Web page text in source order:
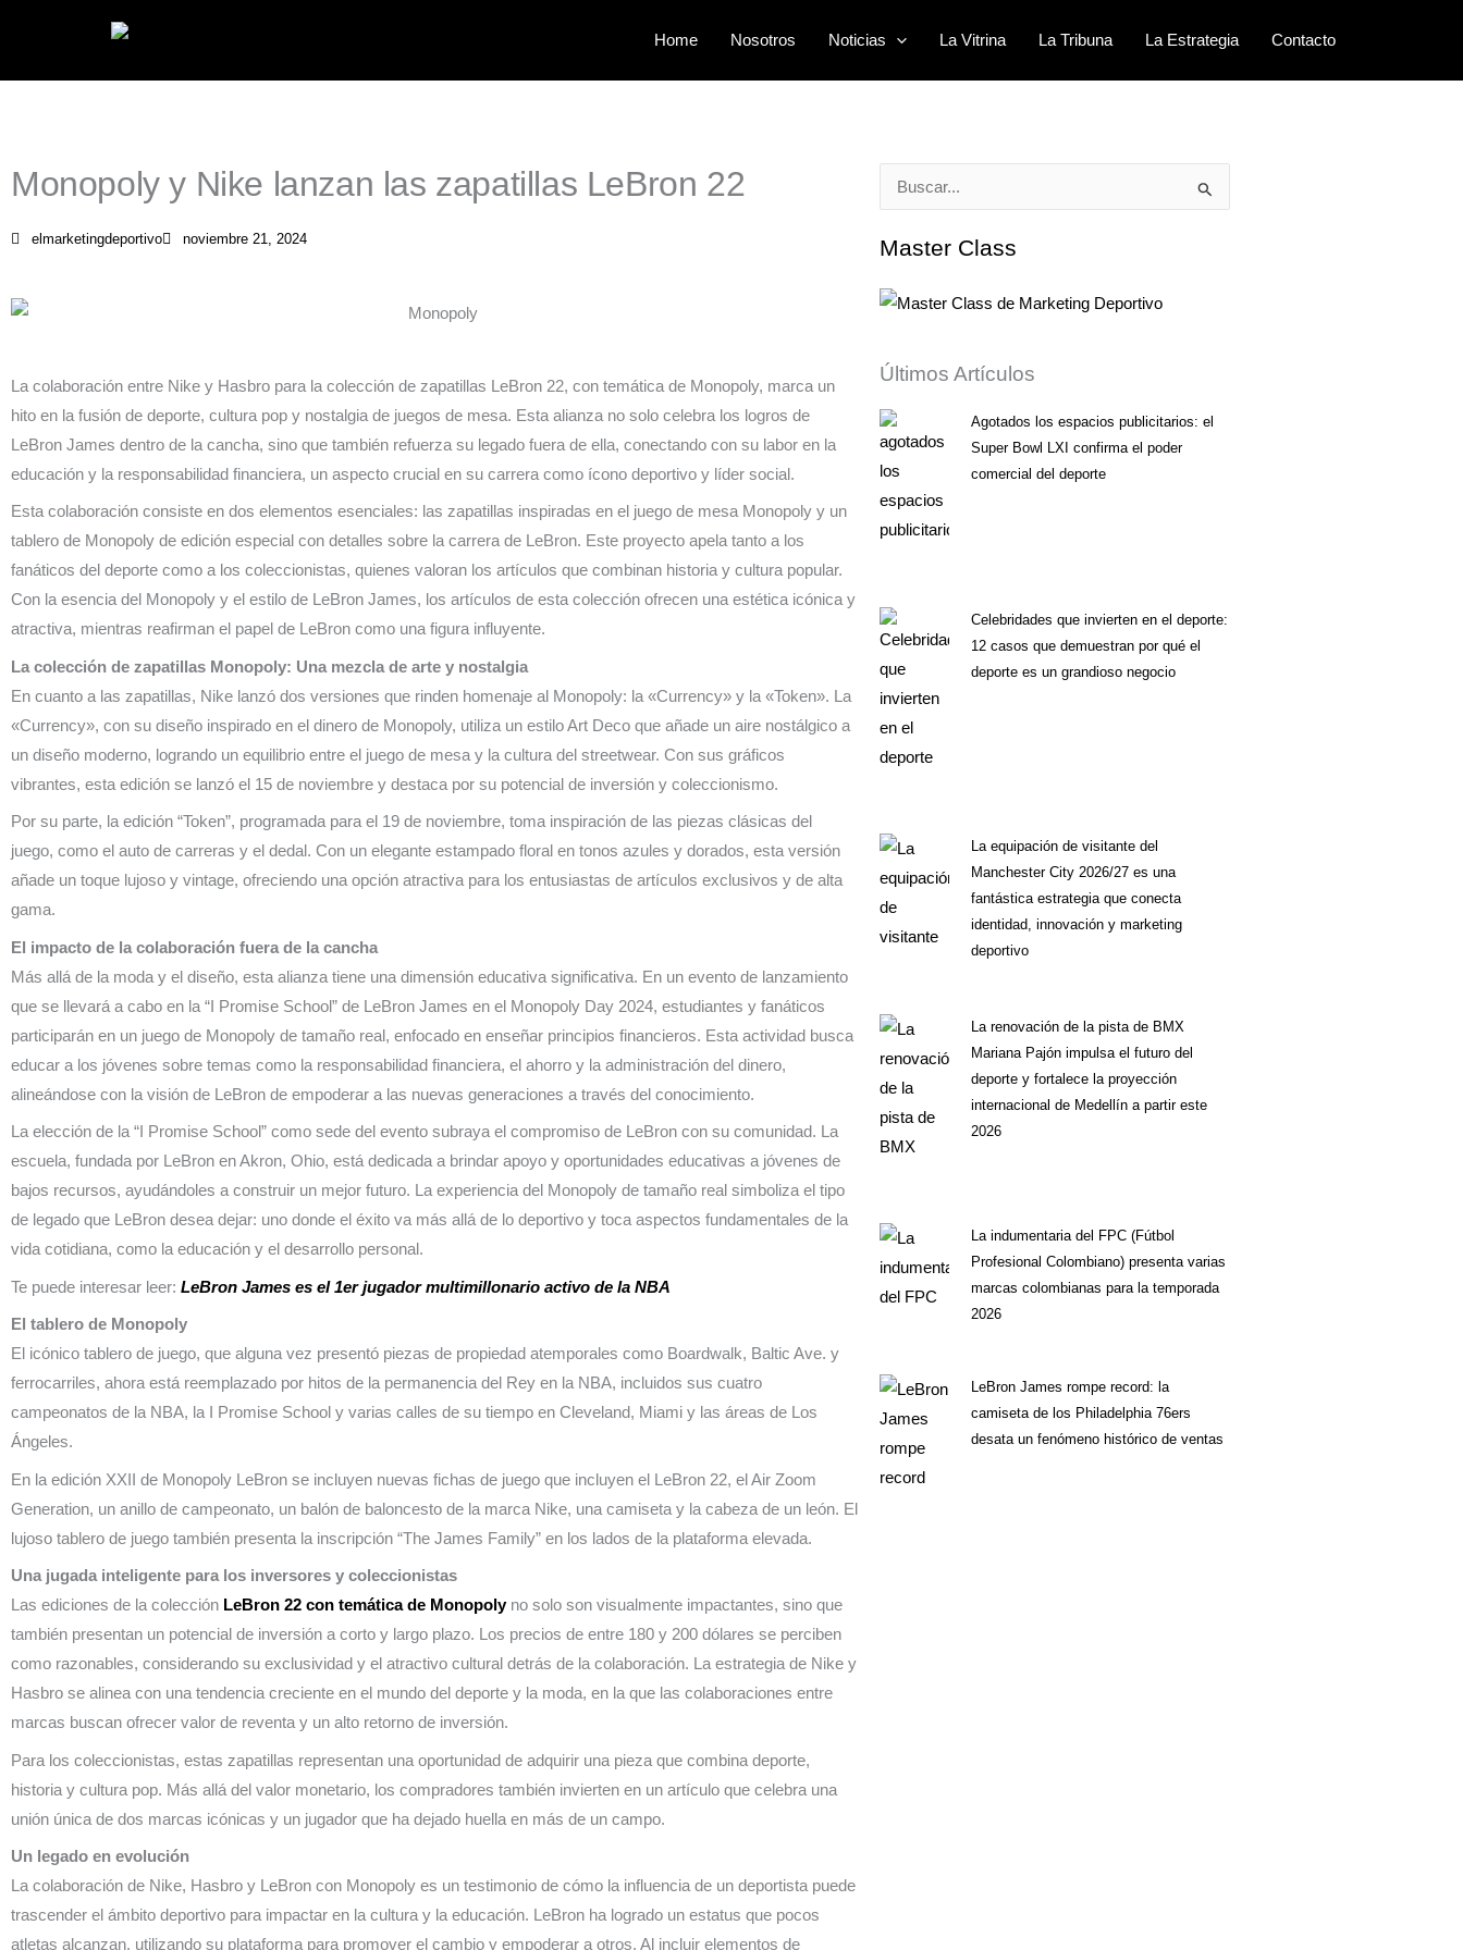
Home Nosotros Noticias La Vitrina La Tribuna La Estrategia Contacto
Monopoly y Nike lanzan las zapatillas LeBron 22
elmarketingdeportivo noviembre 21, 2024
La colaboración entre Nike y Hasbro para la colección de zapatillas LeBron 22, con temática de Monopoly, marca un
hito en la fusión de deporte, cultura pop y nostalgia de juegos de mesa. Esta alianza no solo celebra los logros de
LeBron James dentro de la cancha, sino que también refuerza su legado fuera de ella, conectando con su labor en la
educación y la responsabilidad financiera, un aspecto crucial en su carrera como ícono deportivo y líder social.
Esta colaboración consiste en dos elementos esenciales: las zapatillas inspiradas en el juego de mesa Monopoly y un
tablero de Monopoly de edición especial con detalles sobre la carrera de LeBron. Este proyecto apela tanto a los
fanáticos del deporte como a los coleccionistas, quienes valoran los artículos que combinan historia y cultura popular.
Con la esencia del Monopoly y el estilo de LeBron James, los artículos de esta colección ofrecen una estética icónica y
atractiva, mientras reafirman el papel de LeBron como una figura influyente.
La colección de zapatillas Monopoly: Una mezcla de arte y nostalgia
En cuanto a las zapatillas, Nike lanzó dos versiones que rinden homenaje al Monopoly: la «Currency» y la «Token». La
«Currency», con su diseño inspirado en el dinero de Monopoly, utiliza un estilo Art Deco que añade un aire nostálgico a
un diseño moderno, logrando un equilibrio entre el juego de mesa y la cultura del streetwear. Con sus gráficos
vibrantes, esta edición se lanzó el 15 de noviembre y destaca por su potencial de inversión y coleccionismo.
Por su parte, la edición “Token”, programada para el 19 de noviembre, toma inspiración de las piezas clásicas del
juego, como el auto de carreras y el dedal. Con un elegante estampado floral en tonos azules y dorados, esta versión
añade un toque lujoso y vintage, ofreciendo una opción atractiva para los entusiastas de artículos exclusivos y de alta
gama.
El impacto de la colaboración fuera de la cancha
Más allá de la moda y el diseño, esta alianza tiene una dimensión educativa significativa. En un evento de lanzamiento
que se llevará a cabo en la “I Promise School” de LeBron James en el Monopoly Day 2024, estudiantes y fanáticos
participarán en un juego de Monopoly de tamaño real, enfocado en enseñar principios financieros. Esta actividad busca
educar a los jóvenes sobre temas como la responsabilidad financiera, el ahorro y la administración del dinero,
alineándose con la visión de LeBron de empoderar a las nuevas generaciones a través del conocimiento.
La elección de la “I Promise School” como sede del evento subraya el compromiso de LeBron con su comunidad. La
escuela, fundada por LeBron en Akron, Ohio, está dedicada a brindar apoyo y oportunidades educativas a jóvenes de
bajos recursos, ayudándoles a construir un mejor futuro. La experiencia del Monopoly de tamaño real simboliza el tipo
de legado que LeBron desea dejar: uno donde el éxito va más allá de lo deportivo y toca aspectos fundamentales de la
vida cotidiana, como la educación y el desarrollo personal.
Te puede interesar leer: LeBron James es el 1er jugador multimillonario activo de la NBA
El tablero de Monopoly
El icónico tablero de juego, que alguna vez presentó piezas de propiedad atemporales como Boardwalk, Baltic Ave. y
ferrocarriles, ahora está reemplazado por hitos de la permanencia del Rey en la NBA, incluidos sus cuatro
campeonatos de la NBA, la I Promise School y varias calles de su tiempo en Cleveland, Miami y las áreas de Los
Ángeles.
En la edición XXII de Monopoly LeBron se incluyen nuevas fichas de juego que incluyen el LeBron 22, el Air Zoom
Generation, un anillo de campeonato, un balón de baloncesto de la marca Nike, una camiseta y la cabeza de un león. El
lujoso tablero de juego también presenta la inscripción “The James Family” en los lados de la plataforma elevada.
Una jugada inteligente para los inversores y coleccionistas
Las ediciones de la colección LeBron 22 con temática de Monopolyno solo son visualmente impactantes, sino que
también presentan un potencial de inversión a corto y largo plazo. Los precios de entre 180 y 200 dólares se perciben
como razonables, considerando su exclusividad y el atractivo cultural detrás de la colaboración. La estrategia de Nike y
Hasbro se alinea con una tendencia creciente en el mundo del deporte y la moda, en la que las colaboraciones entre
marcas buscan ofrecer valor de reventa y un alto retorno de inversión.
Para los coleccionistas, estas zapatillas representan una oportunidad de adquirir una pieza que combina deporte,
historia y cultura pop. Más allá del valor monetario, los compradores también invierten en un artículo que celebra una
unión única de dos marcas icónicas y un jugador que ha dejado huella en más de un campo.
Un legado en evolución
La colaboración de Nike, Hasbro y LeBron con Monopoly es un testimonio de cómo la influencia de un deportista puede
trascender el ámbito deportivo para impactar en la cultura y la educación. LeBron ha logrado un estatus que pocos
atletas alcanzan, utilizando su plataforma para promover el cambio y empoderar a otros. Al incluir elementos de
Buscar
Master Class
Últimos Artículos
Agotados los espacios publicitarios: el
Super Bowl LXI confirma el poder
comercial del deporte
Celebridades que invierten en el deporte:
12 casos que demuestran por qué el
deporte es un grandioso negocio
La equipación de visitante del
Manchester City 2026/27 es una
fantástica estrategia que conecta
identidad, innovación y marketing
deportivo
La renovación de la pista de BMX
Mariana Pajón impulsa el futuro del
deporte y fortalece la proyección
internacional de Medellín a partir este
2026
La indumentaria del FPC (Fútbol
Profesional Colombiano) presenta varias
marcas colombianas para la temporada
2026
LeBron James rompe record: la
camiseta de los Philadelphia 76ers
desata un fenómeno histórico de ventas